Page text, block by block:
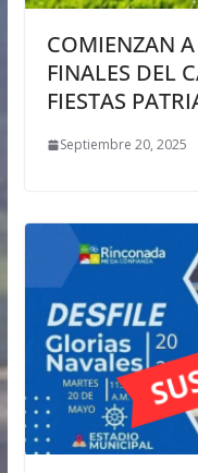
COMIENZAN
FINALES DEL
FIESTAS
Septiembre 20, 2025